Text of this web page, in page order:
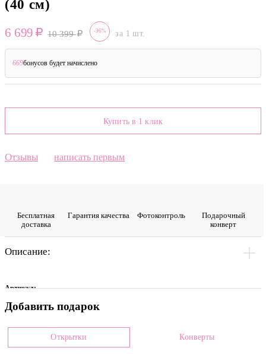
(40 см)
6 699 10 399 -36% за 1 шт.
669бонусов будет начислено
Купить в 1 клик
Отзывы написать первым
Бесплатная
доставка
Гарантия качества Фото­контроль
Подарочный
конверт
Описание:
Артикул:
0012435
Цвет
Малиновый
Добавить подарок
Открытки Конверты